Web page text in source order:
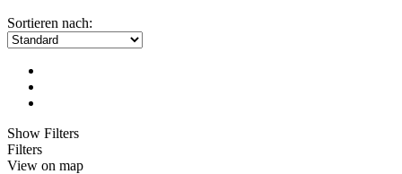
Sortieren nach:
Show Filters
Filters
View on map